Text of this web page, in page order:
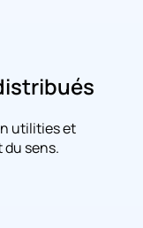
utilities et
sens.